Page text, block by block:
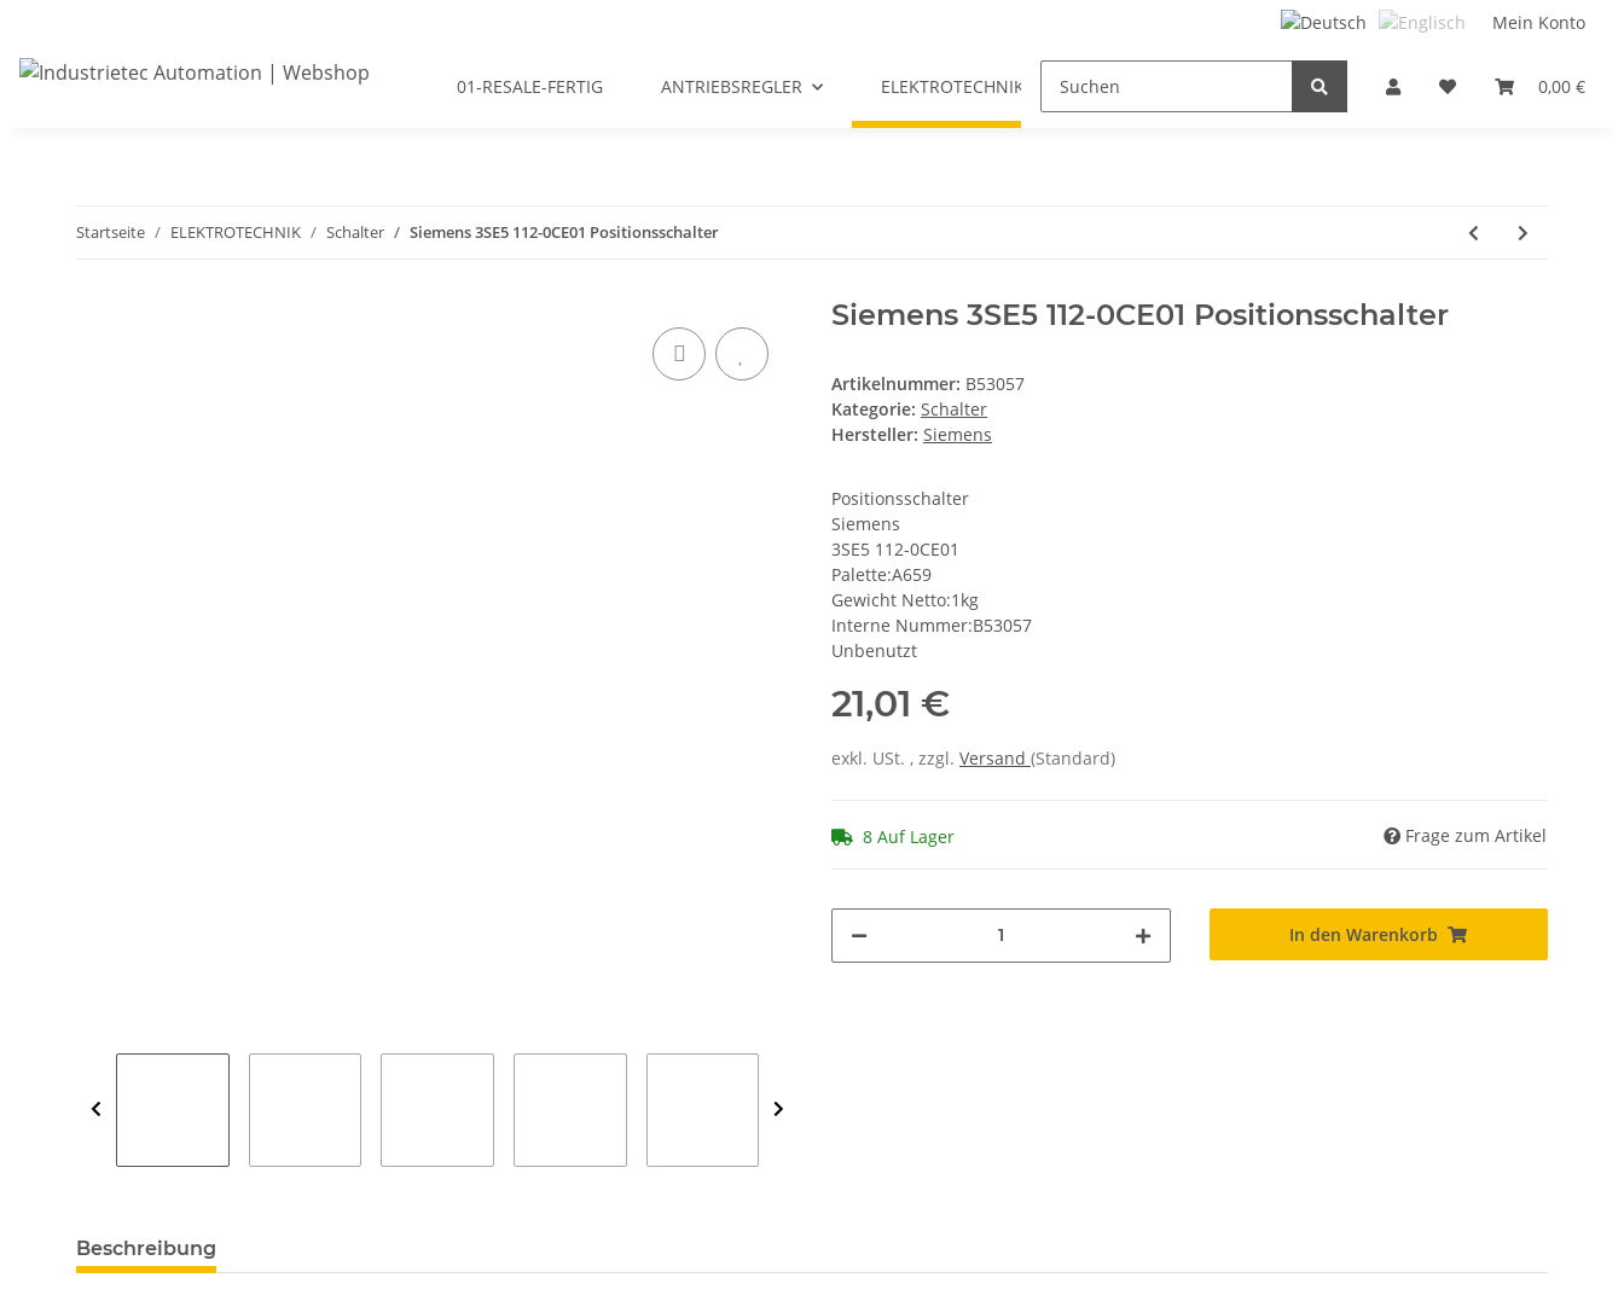
Mein Konto
0,00 €
01-RESALE-FERTIG ANTRIEBSREGLER ELEKTROTECHNIK FILTER / DROSSEL GETRIEBEMOTOREN
Startseite ELEKTROTECHNIK Schalter Siemens 3SE5 112-0CE01 Positionsschalter
Siemens 3SE5 112-0CE01 Positionsschalter
Artikelnummer: B53057
Kategorie: Schalter
Hersteller: Siemens
Positionsschalter
Siemens
3SE5 112-0CE01
Palette:A659
Gewicht Netto:1kg
Interne Nummer:B53057
Unbenutzt
21,01 €
exkl. USt. , zzgl. Versand (Standard)
8 Auf Lager Frage zum Artikel
In den Warenkorb
Beschreibung